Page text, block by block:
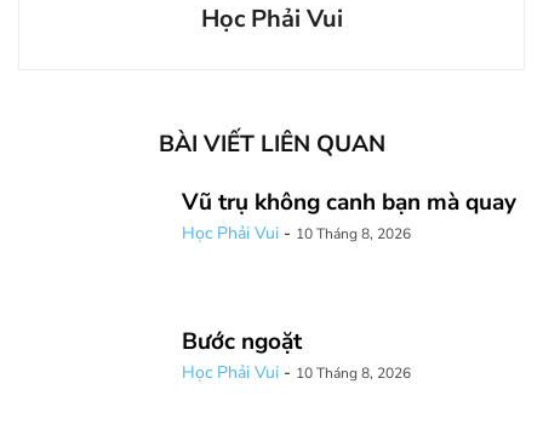
Học Phải Vui
BÀI VIẾT LIÊN QUAN
Vũ trụ không canh bạn mà quay
Học Phải Vui - 10 Tháng 8, 2026
Bước ngoặt
Học Phải Vui - 10 Tháng 8, 2026